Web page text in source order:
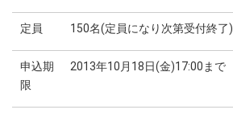
定員 150名(定員になり次第受付終了)
申込期
限
2013年10月18日(金)17:00まで